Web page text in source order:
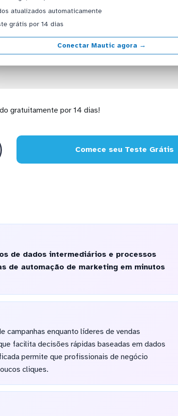
atualizados automaticamente
grátis por 14 dias
Conectar Mautic agora →
gratuitamente por 14 dias!
Comece seu Teste Grátis
de dados intermediários e processos
de automação de marketing em minutos
campanhas enquanto líderes de vendas
facilita decisões rápidas baseadas em dados
permite que profissionais de negócio
cliques.